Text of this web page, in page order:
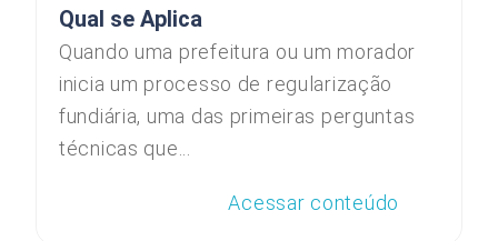
Qual se Aplica
Quando uma prefeitura ou um morador
inicia um processo de regularização
fundiária, uma das primeiras perguntas
técnicas que...
Acessar conteúdo